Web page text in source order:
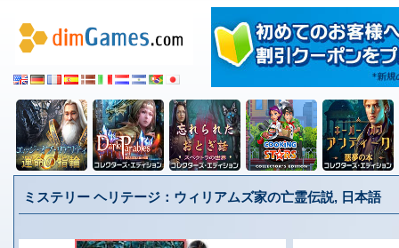
ミステリー ヘリテージ：ウィリアムズ家の亡霊伝説, 日本語